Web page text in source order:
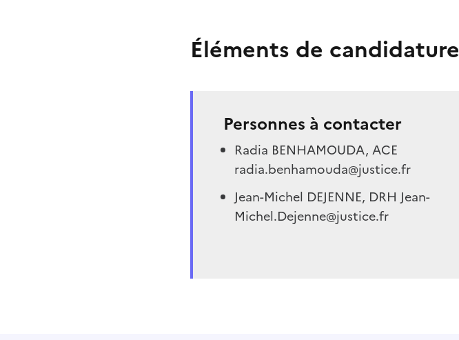
Éléments de candidature
Personnes à contacter
Radia BENHAMOUDA, ACE
radia.benhamouda@justice.fr
Jean-Michel DEJENNE, DRH Jean-
Michel.Dejenne@justice.fr